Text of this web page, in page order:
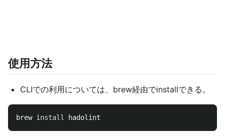
使用方法
CLIでの利用については、brew経由でinstallできる。
brew install